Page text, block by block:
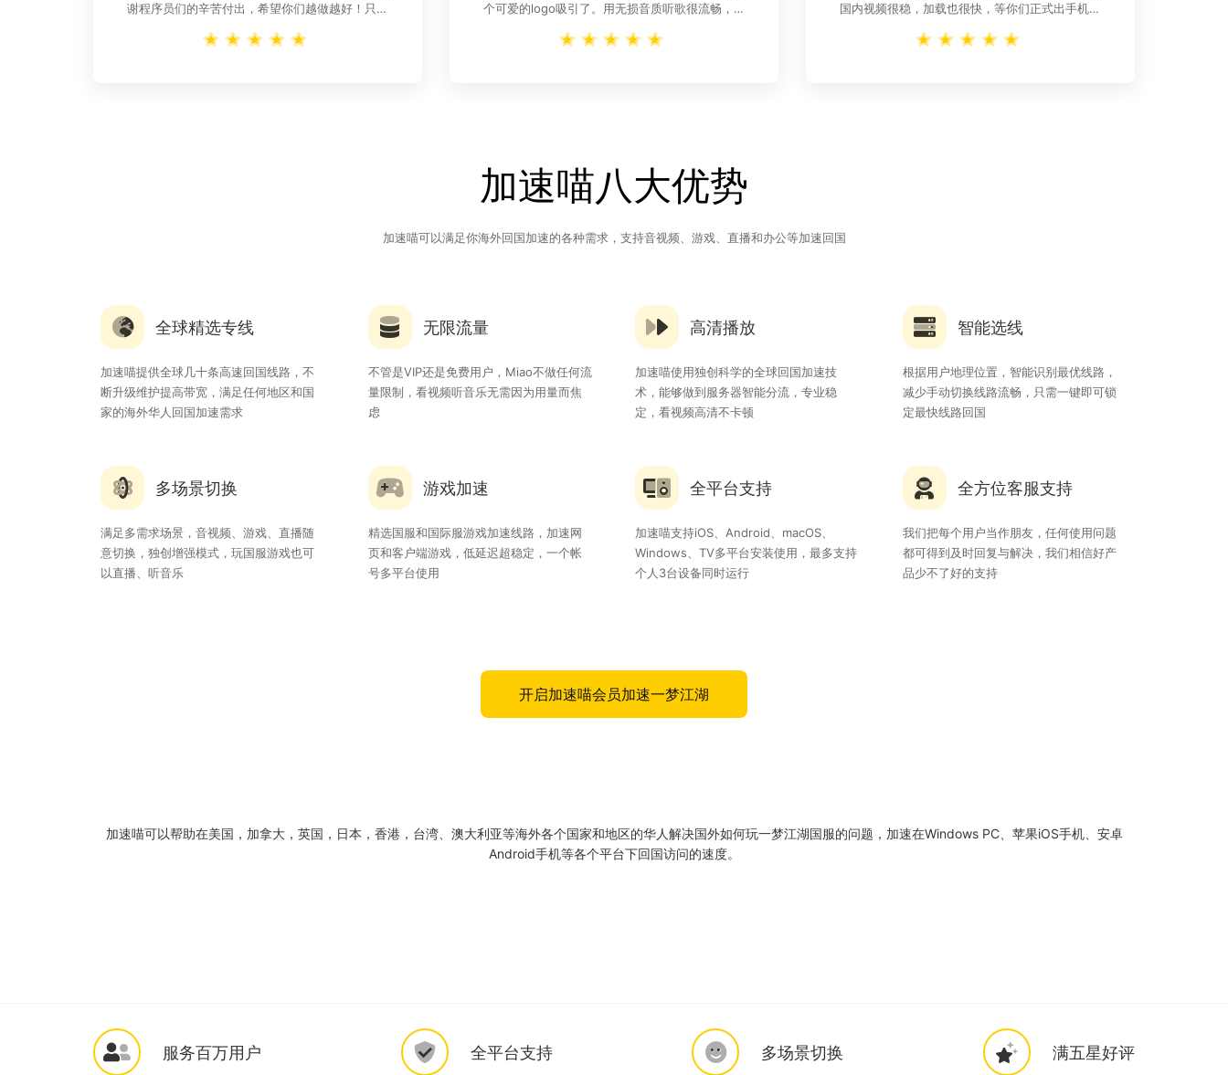
谢程序员们的辛苦付出，希望你们越做越好！只要
个可爱的logo吸引了。用无损音质听歌很流畅，关
国内视频很稳，加载也很快，等你们正式出手机版
加速喵八大优势
加速喵可以满足你海外回国加速的各种需求，支持音视频、游戏、直播和办公等加速回国
全球精选专线
加速喵提供全球几十条高速回国线路，不
断升级维护提高带宽，满足任何地区和国
家的海外华人回国加速需求
无限流量
不管是VIP还是免费用户，Miao不做任何流
量限制，看视频听音乐无需因为用量而焦
虑
高清播放
加速喵使用独创科学的全球回国加速技
术，能够做到服务器智能分流，专业稳
定，看视频高清不卡顿
智能选线
根据用户地理位置，智能识别最优线路，
减少手动切换线路流畅，只需一键即可锁
定最快线路回国
多场景切换
满足多需求场景，音视频、游戏、直播随
意切换，独创增强模式，玩国服游戏也可
以直播、听音乐
游戏加速
精选国服和国际服游戏加速线路，加速网
页和客户端游戏，低延迟超稳定，一个帐
号多平台使用
全平台支持
加速喵支持iOS、Android、macOS、
Windows、TV多平台安装使用，最多支持
个人3台设备同时运行
全方位客服支持
我们把每个用户当作朋友，任何使用问题
都可得到及时回复与解决，我们相信好产
品少不了好的支持
开启加速喵会员加速一梦江湖
加速喵可以帮助在美国，加拿大，英国，日本，香港，台湾、澳大利亚等海外各个国家和地区的华人解决国外如何玩一梦江湖国服的问题，加速在Windows PC、苹果iOS手机、安卓
Android手机等各个平台下回国访问的速度。
服务百万用户 全平台支持 多场景切换 满五星好评